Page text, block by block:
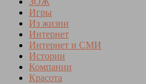
Игры
Из жизни
Интернет
Интернет и СМИ
Истории
Компании
Красота